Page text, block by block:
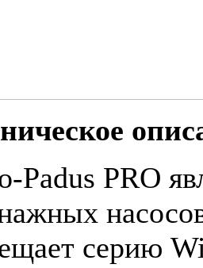
Padus PRO
серию